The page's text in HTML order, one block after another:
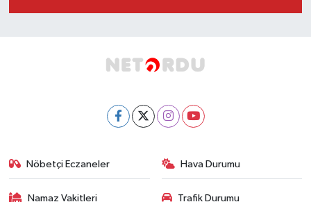
Nöbetçi Eczaneler Hava Durumu
Namaz Vakitleri Trafik Durumu